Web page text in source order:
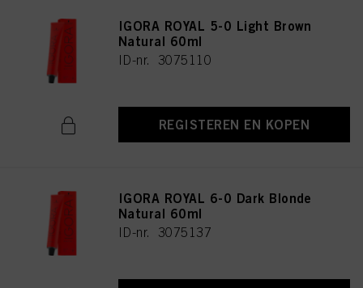
IGORA ROYAL 5-0 Light Brown
Natural 60ml
ID-nr. 3075110
REGISTEREN EN KOPEN
IGORA ROYAL 6-0 Dark Blonde
Natural 60ml
ID-nr. 3075137